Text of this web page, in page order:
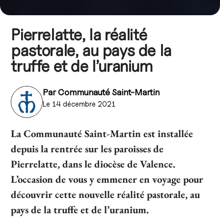
Pierrelatte, la réalité
pastorale, au pays de la
truffe et de l’uranium
ParCommunauté Saint-Martin
Le 14 décembre 2021
La Communauté Saint-Martin est installée
depuis la rentrée sur les paroisses de
Pierrelatte, dans le diocèse de Valence.
L’occasion de vous y emmener en voyage pour
découvrir cette nouvelle réalité pastorale, au
pays de la truffe et de l’uranium.